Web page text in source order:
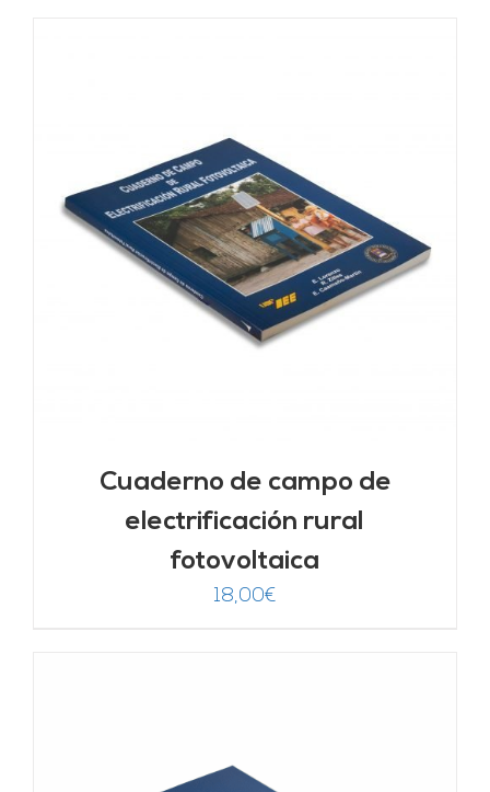
Cuaderno de campo de
electrificación rural
fotovoltaica
18,00€